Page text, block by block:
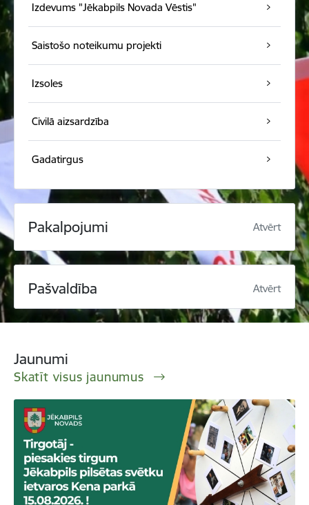
Izdevums "Jēkabpils Novada Vēstis"
Saistošo noteikumu projekti
Izsoles
Civilā aizsardzība
Gadatirgus
Pakalpojumi Atvērt
Pašvaldība Atvērt
Jaunumi
Skatīt visus jaunumus